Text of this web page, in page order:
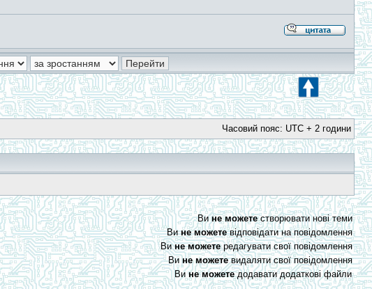
Часовий пояс: UTC + 2 години
Вине можетестворювати нові теми
Вине можетевідповідати на повідомлення
Вине можетередагувати свої повідомлення
Ви не можетевидаляти свої повідомлення
Вине можетедодавати додаткові файли